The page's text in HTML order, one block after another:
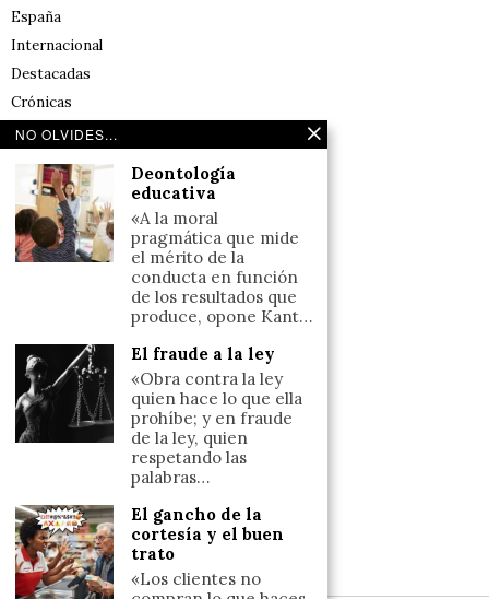
España
Internacional
Destacadas
Crónicas
Noticias de deportes en España
Reflexiones
LINKS
Política de cookies (UE)
Términos y condiciones
Llámanos
+34633110958
Escríbenos
+34633110958
NO OLVIDES...
Deontología
educativa
«A la moral
pragmática que mide
el mérito de la
conducta en función
de los resultados que
produce, opone Kant…
El fraude a la ley
«Obra contra la ley
quien hace lo que ella
prohíbe; y en fraude
de la ley, quien
respetando las
palabras…
El gancho de la
cortesía y el buen
trato
«Los clientes no